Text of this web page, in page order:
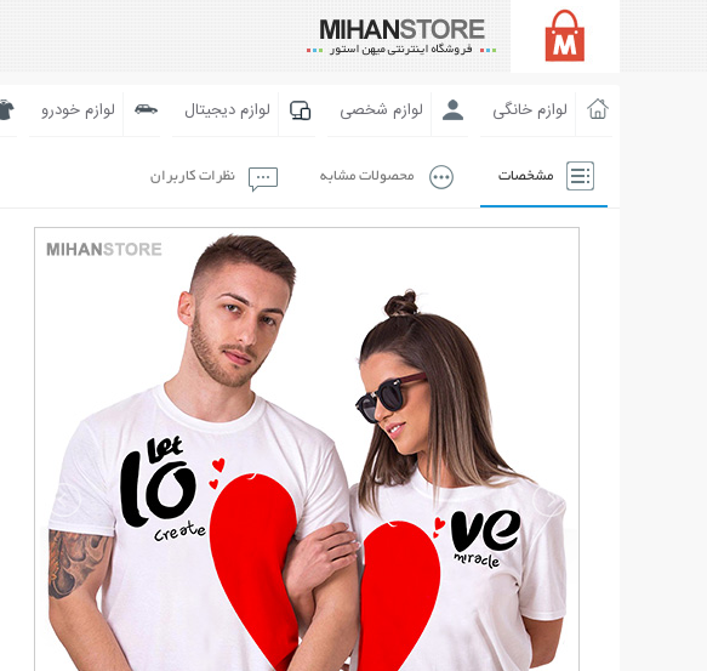
لوازم خانگی لوازم شخصی لوازم دیجیتال لوازم خودرو
مشخصات محصولات مشابه نظرات کاربران